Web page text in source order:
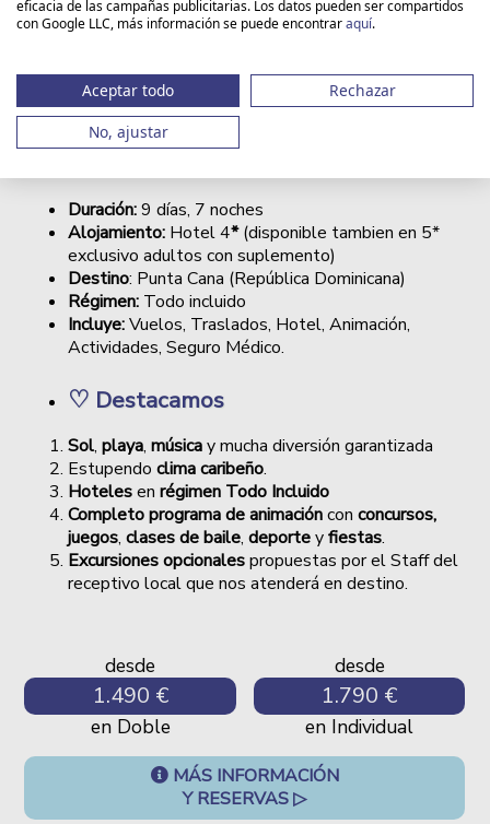
Destino:Caribe | Rep. Dominicana | Punta Cana
4* +
Todo
Incluido
incluidos
en destino
Duración:9 días, 7 noches
Alojamiento: Hotel 4*(disponible tambien en 5*
exclusivo adultos con suplemento)
Destino: Punta Cana (República Dominicana)
Régimen: Todo incluido
Incluye:Vuelos, Traslados, Hotel, Animación,
Actividades, Seguro Médico.
♡ Destacamos
Sol,playa,músicay mucha diversión garantizada
Estupendoclima caribeño.
Hotelesenrégimen Todo Incluido
Completo programa de animaciónconconcursos,
juegos,clases de baile,deporteyfiestas.
Excursiones opcionalespropuestas por el Staff del
receptivo local que nos atenderá en destino.
desde
1.490 €
en Doble
desde
1.790 €
en Individual
MÁS INFORMACIÓN
Y RESERVAS ▷
eficacia de las campañas publicitarias. Los datos pueden ser compartidos
con Google LLC, más información se puede encontraraquí.
Aceptar todo
Rechazar
No, ajustar